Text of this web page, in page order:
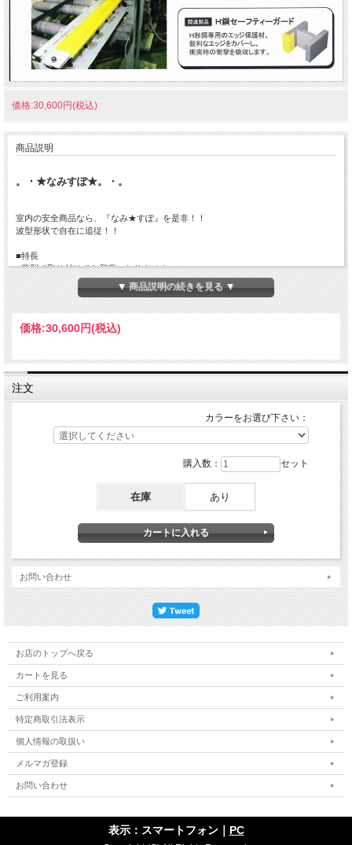
価格:30,600円(税込)
商品説明
。・★なみすぽ★。・。
室内の安全商品なら、『なみ★すぽ』を是非！！
波型形状で自在に追従！！
■特長
○薄型で取り付けても邪魔になりません。
○クッション性抜群のスポンジで、衝撃を吸収します。
○はさみやカッターでのカットが可能で加工が簡単です。
EPDMスポンジ＋紙系粘着テープ
してご使用頂けます。
体育館などにもおすすめです。
建物の柱のコーナー部分、H形鋼のエッジ、その他危険な凹凸箇所にも。
▼ 商品説明の続きを見る ▼
価格:30,600円(税込)
注文
カラーをお選び下さい：
購入数： セット
在庫 あり
お問い合わせ
お店のトップへ戻る
カートを見る
ご利用案内
特定商取引法表示
個人情報の取扱い
メルマガ登録
お問い合わせ
表示：スマートフォン｜ PC